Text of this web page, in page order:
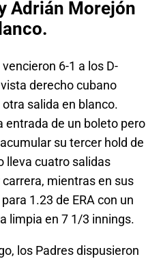
Adrián Morejón
6-1 a los D-
derecho cubano
salida en blanco.
entrada de un boleto pero
su tercer hold de
lleva cuatro salidas
mientras en sus
1.23 de ERA con un
limpia en 7 1/3 innings.
los Padres dispusieron